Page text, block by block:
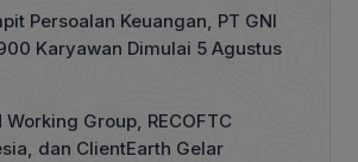
Persoalan Keuangan, PT GNI
Karyawan Dimulai 5 Agustus
Working Group, RECOFTC
dan ClientEarth Gelar